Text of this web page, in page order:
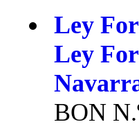
Ley
Ley
BON